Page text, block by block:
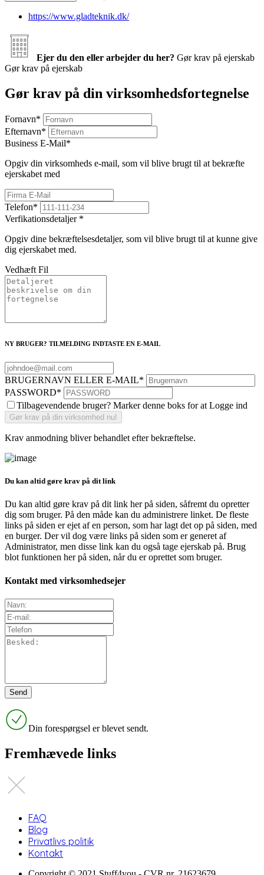
https://www.gladteknik.dk/
Ejer du den eller arbejder du her? Gør krav på ejerskab
Gør krav på ejerskab
Gør krav på din virksomhedsfortegnelse
Fornavn*
Efternavn*
Business E-Mail*
Opgiv din virksomheds e-mail, som vil blive brugt til at bekræfte
ejerskabet med
Telefon*
Verfikationsdetaljer *
Opgiv dine bekræftelsesdetaljer, som vil blive brugt til at kunne give
dig ejerskabet med.
Vedhæft Fil
NY BRUGER? TILMELDING INDTASTE EN E-MAIL
BRUGERNAVN ELLER E-MAIL*
PASSWORD*
Tilbagevendende bruger? Marker denne boks for at Logge ind
Krav anmodning bliver behandlet efter bekræftelse.
Du kan altid gøre krav på dit link
Du kan altid gøre krav på dit link her på siden, såfremt du opretter
dig som bruger. På den måde kan du administrere linket. De fleste
links på siden er ejet af en person, som har lagt det op på siden, med
en burger. Der vil dog være links på siden som er generet af
Administrator, men disse link kan du også tage ejerskab på. Brug
blot funktionen her på siden, når du er oprettet som bruger.
Kontakt med virksomhedsejer
Din forespørgsel er blevet sendt.
Fremhævede links
FAQ
Blog
Privatlivs politik
Kontakt